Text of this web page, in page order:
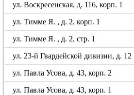
ул. Воскресенская, д. 116, корп. 1
ул. Тимме Я. , д. 2, корп. 1
ул. Тимме Я. , д. 2, стр. 1
ул. 23-й Гвардейской дивизии, д. 12
ул. Павла Усова, д. 43, корп. 2
ул. Павла Усова, д. 43, корп. 1